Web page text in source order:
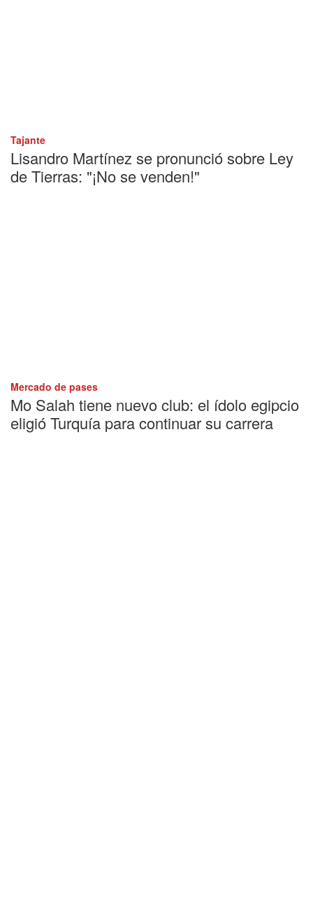
Tajante
Lisandro Martínez se pronunció sobre Ley
de Tierras: "¡No se venden!"
Mercado de pases
Mo Salah tiene nuevo club: el ídolo egipcio
eligió Turquía para continuar su carrera